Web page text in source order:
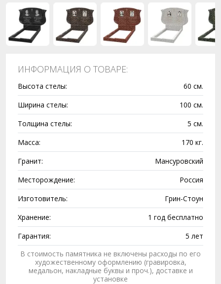
ИНФОРМАЦИЯ О ТОВАРЕ:
Высота стелы:
60 см.
Ширина стелы:
100 см.
Толщина стелы:
5 см.
Масса:
170 кг.
Гранит:
Мансуровский
Месторождение:
Россия
Изготовитель:
Грин-Стоун
Хранение:
1 год бесплатно
Гарантия:
5 лет
В стоимость памятника не включены расходы по его
художественному оформлению (гравировка,
медальон, накладные буквы и проч.), доставке и
установке